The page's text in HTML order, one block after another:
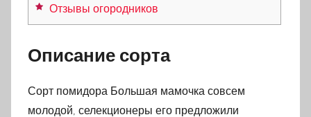
Отзывы огородников
Описание сорта
Сорт помидора Большая мамочка совсем
молодой, селекционеры его предложили